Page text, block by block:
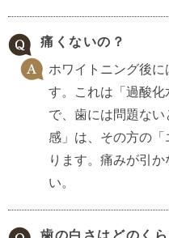
痛くないの？
ホワイトニング後
す。 これは「過酸
で、歯には問題ない
感」は、その方の
ります。痛みが引
い。
歯の白さはどのく